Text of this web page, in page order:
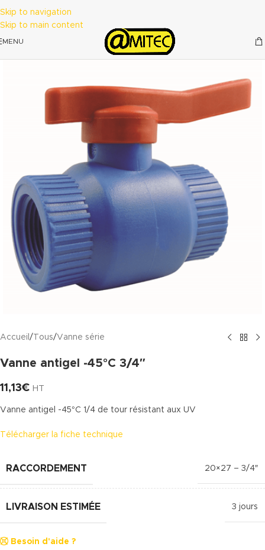
Skip to navigation
Skip to main content
MENU
Accueil / Tous/Vanne série
Vanne antigel -45°C 3/4″
11,13€ HT
Vanne antigel -45°C 1/4 de tour résistant aux UV
Télécharger la fiche technique
RACCORDEMENT 20×27 – 3/4″
LIVRAISON ESTIMÉE 3 jours
Besoin d'aide ?